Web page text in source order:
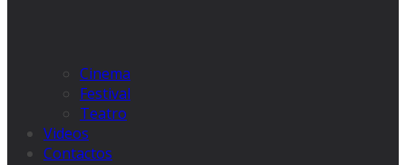
Cinema
Festival
Teatro
Videos
Contactos